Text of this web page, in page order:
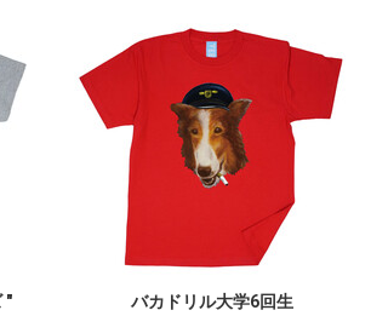
"
バカドリル大学6回生